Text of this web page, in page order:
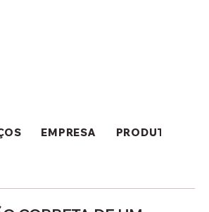
EMPRESA PRODUTOS